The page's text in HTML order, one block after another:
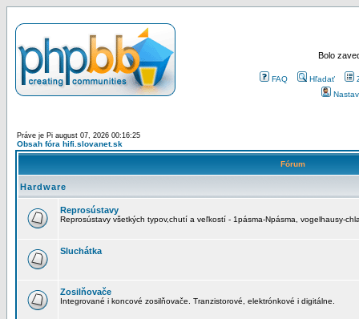
Bolo
FAQ Hľadať
Práve je Pi august 07, 2026 00:16:25
Obsah fóra hifi.slovanet.sk
Fórum
Hardware
Reprosústavy
Reprosústavy všetkých typov,chutí a veľkostí - 1pásma-Npásma, vogelhausy-
Sluchátka
Zosilňovače
Integrované i koncové zosilňovače. Tranzistorové, elektrónkové i digitálne.